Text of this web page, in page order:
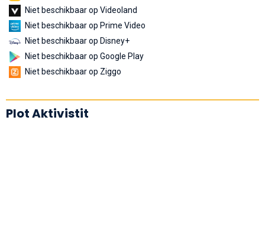
Niet beschikbaar op Videoland
Niet beschikbaar op Prime Video
Niet beschikbaar op Disney+
Niet beschikbaar op Google Play
Niet beschikbaar op Ziggo
Plot Aktivistit